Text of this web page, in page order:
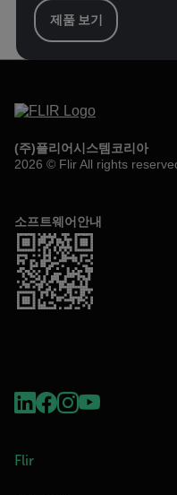
제품 보기
(주)플리어시스템코리아
2026 © Flir All rights
소프트웨어안내
Flir